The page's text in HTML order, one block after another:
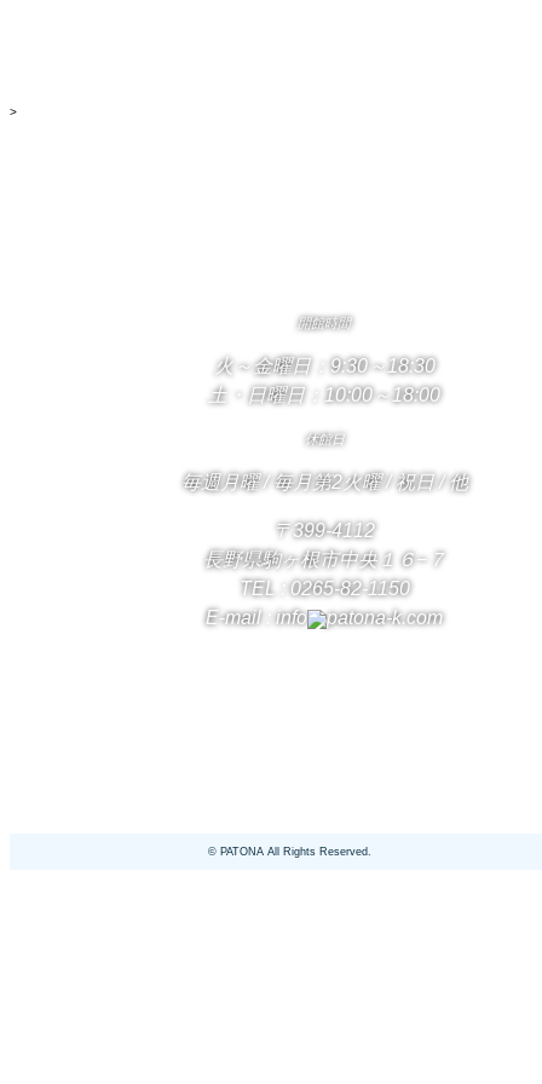
>
開館時間
火～金曜日：9:30～18:30
土・日曜日：10:00～18:00
休館日
毎週月曜 / 毎月第2火曜 / 祝日 / 他
〒399-4112
長野県駒ヶ根市中央１６−７
TEL :0265-82-1150
E-mail : info
patona-k.com
© PATONA All Rights Reserved.